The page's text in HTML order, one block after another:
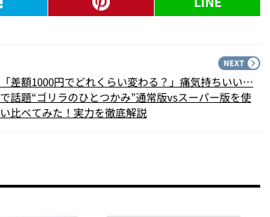
「差額1000円でどれくらい変わる？」痛気持ちいい…
で話題“ゴリラのひとつかみ”通常版vsスーパー版を使
い比べてみた！実力を徹底解説